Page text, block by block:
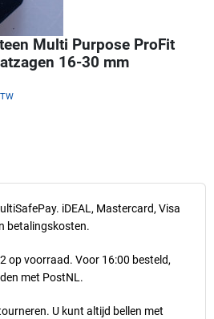
iDEAL, Mastercard, Visa
betalingskosten.
op voorraad. Voor 16:00 besteld,
met PostNL.
U kunt altijd bellen met
Multi Purpose ProFit
16-30 mm